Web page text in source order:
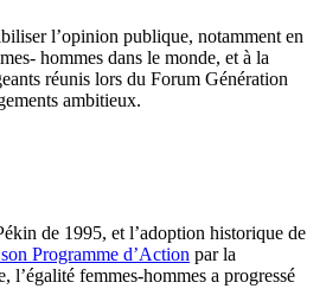
l’opinion publique, notamment en
hommes dans le monde, et à la
réunis lors du Forum Génération
ambitieux.
de 1995, et l’adoption historique de
Programme d’Action par la
l’égalité femmes-hommes a progressé